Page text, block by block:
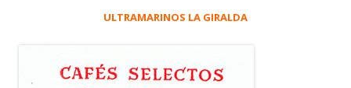
ULTRAMARINOS LA GIRALDA